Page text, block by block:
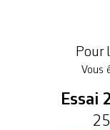
«Facile à lire»
Pour
Vous
Essai